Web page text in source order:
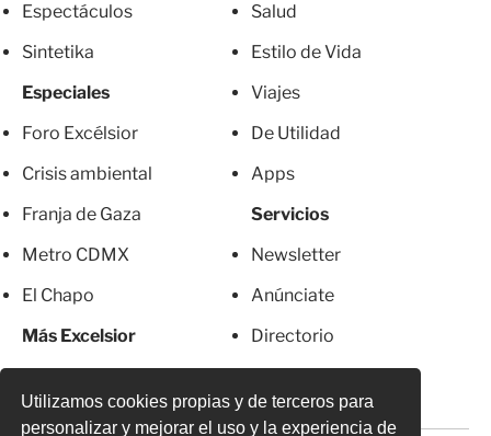
Utilizamos cookies propias y de terceros para
personalizar y mejorar el uso y la experiencia de
Espectáculos
Sintetika
Especiales
Foro Excélsior
Crisis ambiental
Franja de Gaza
Metro CDMX
El Chapo
Más Excelsior
Salud
Estilo de Vida
Viajes
De Utilidad
Apps
Servicios
Newsletter
Anúnciate
Directorio